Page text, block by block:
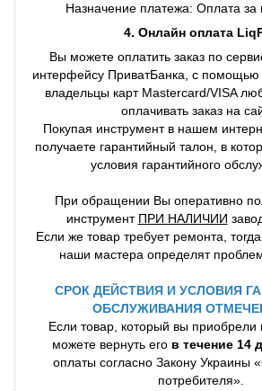
Назначение платежа: Оплата за
4. Онлайн оплата
Вы можете оплатить заказ по
интерфейсу ПриватБанка, с помощью
владельцы карт Mastercard/VISA
оплачивать заказ на
Покупая инструмент в нашем
получаете гарантийный талон, в
условия гарантийного
При обращении Вы оперативно
инструмент ПРИ НАЛИЧИИ
Если же товар требует ремонта,
наши мастера определят
СРОК ДЕЙСТВИЯ И УСЛОВИЯ
ОБСЛУЖИВАНИЯ
Если товар, который вы
можете вернуть его в течение 14
оплаты согласно Закону Украины
потребителя».